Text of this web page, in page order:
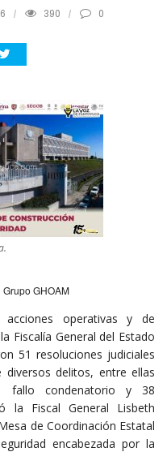
390 0
GHOAM
operativas y de
Fiscalía General del Estado
51 resoluciones judiciales
diversos delitos, entre ellas
fallo condenatorio y 38
la Fiscal General Lisbeth
de Coordinación Estatal
encabezada por la